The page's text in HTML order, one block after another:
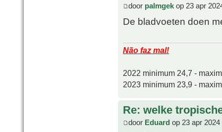
door palmgek op 23 apr
De bladvoeten doen
Não faz mal!
2022 minimum 24,7 -
2023 minimum 23,9 -
Re: welke
door Eduard op 23 apr 2024